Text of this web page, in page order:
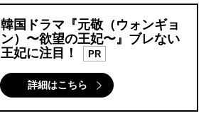
韓国ドラマ『元敬（ウォンギョ
ン）〜欲望の王妃〜』ブレない
王妃に注目！
PR
詳細はこちら